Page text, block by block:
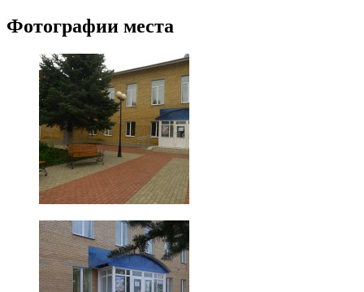
Фотографии места